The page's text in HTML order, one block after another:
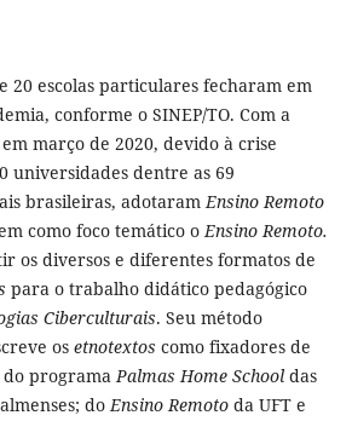
20 escolas particulares fecharam em
conforme o SINEP/TO. Com a
março de 2020, devido à crise
universidades dentre as 69
brasileiras, adotaramEnsino Remoto
como foco temático oEnsino Remoto.
os diversos e diferentes formatos de
para o trabalho didático pedagógico
Ciberculturais. Seu método
os etnotextos como fixadores de
programaPalmas Home Schooldas
doEnsino Remotoda UFT e